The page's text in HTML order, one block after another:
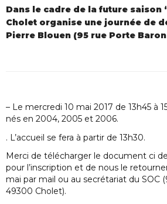
Dans le cadre de la future saison
Cholet organise une journée de
Pierre Blouen (95 rue Porte
– Le mercredi 10 mai 2017 de 13h45 à
nés en 2004, 2005 et 2006.
. L’accueil se fera à partir de 13h30.
Merci de télécharger le document ci
pour l’inscription et de nous le
mai par mail ou au secrétariat du SOC
49300 Cholet).